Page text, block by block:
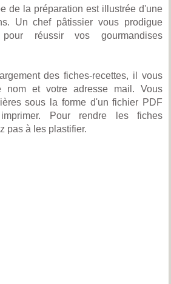
de la préparation est illustrée d'une
Un chef pâtissier vous prodigue
réussir vos gourmandises
des fiches-recettes, il vous
nom et votre adresse mail. Vous
sous la forme d'un fichier PDF
Pour rendre les fiches
pas à les plastifier.